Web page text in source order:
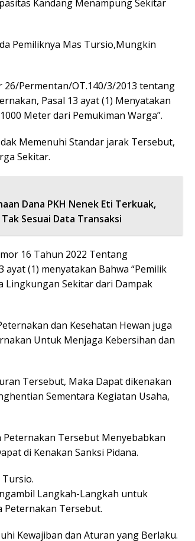
Kandang Menampung Sekitar
Pemiliknya Mas Tursio,Mungkin
Permentan/OT.140/3/2013 tentang
Pasal 13 ayat (1) Menyatakan
Meter dari Pemukiman Warga”.
Memenuhi Standar jarak Tersebut,
Sekitar.
Dana PKH Nenek Eti Terkuak,
Sesuai Data Transaksi
16 Tahun 2022 Tentang
ayat (1) menyatakan Bahwa “Pemilik
Lingkungan Sekitar dari Dampak
dan Kesehatan Hewan juga
Untuk Menjaga Kebersihan dan
Tersebut, Maka Dapat dikenakan
Sementara Kegiatan Usaha,
Tersebut Menyebabkan
di Kenakan Sanksi Pidana.
Langkah-Langkah untuk
Peternakan Tersebut.
Kewajiban dan Aturan yang Berlaku.